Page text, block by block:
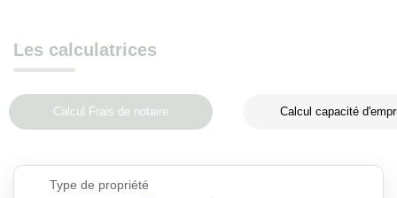
Les calculatrices
Calcul Frais de notaire Calcul capacité